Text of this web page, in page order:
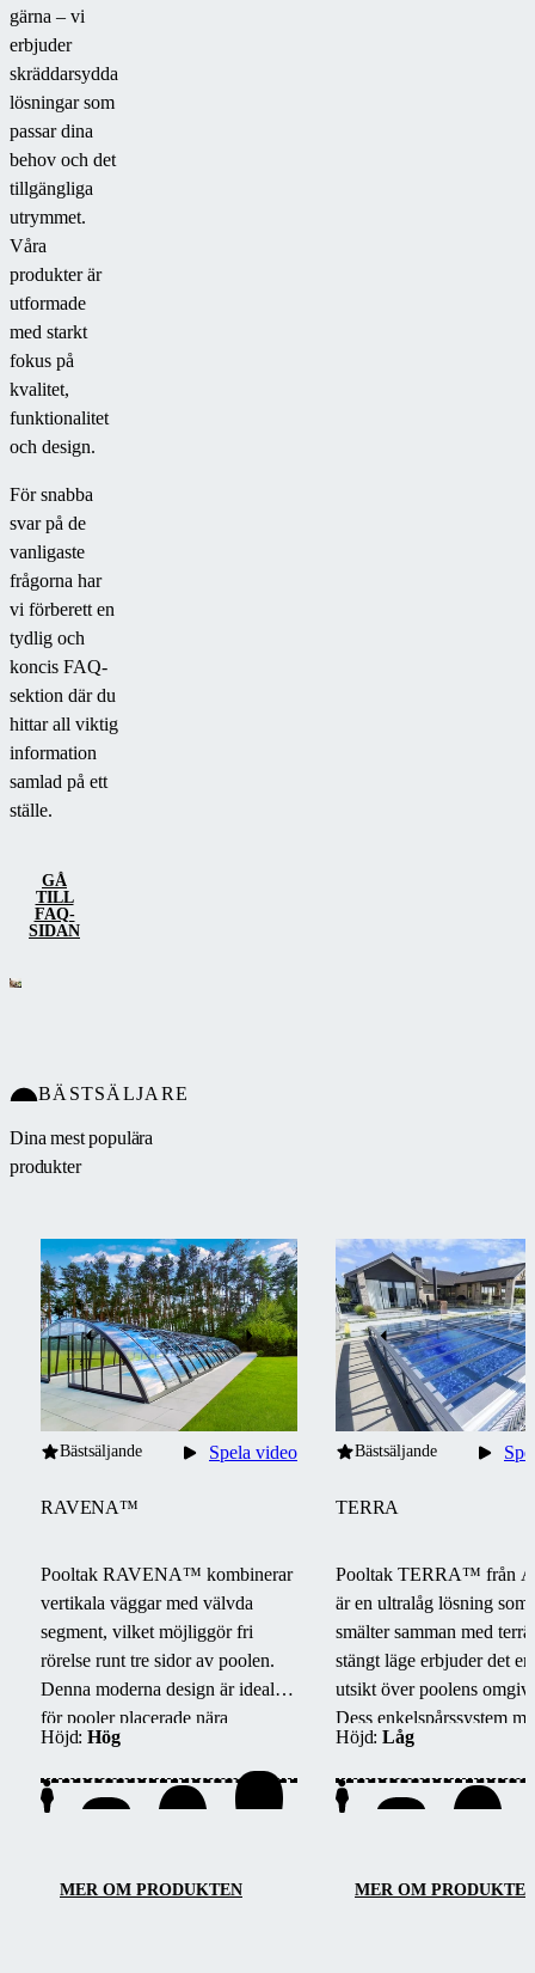
gärna – vi
erbjuder
skräddarsydda
lösningar som
passar dina
behov och det
tillgängliga
utrymmet.
Våra
produkter är
utformade
med starkt
fokus på
kvalitet,
funktionalitet
och design.
För snabba
svar på de
vanligaste
frågorna har
vi förberett en
tydlig och
koncis FAQ-
sektion där du
hittar all viktig
information
samlad på ett
ställe.
GÅ
TILL
FAQ-
SIDAN
BÄSTSÄLJARE
Dina mest populära
produkter
Bästsäljande
RAVENA™
Pooltak RAVENA™ kombinerar
vertikala väggar med välvda
segment, vilket möjliggör fri
rörelse runt tre sidor av poolen.
Denna moderna design är idealisk
för pooler placerade nära
byggnader eller väggar.
Höjd:Hög
Spela video
MER OM PRODUKTEN
Bästsäljande
TERRA
Pooltak TERRA™ från
är en ultralåg lösning som
smälter samman med
stängt läge erbjuder det
utsikt över poolens
Dess enkelspårssystem
barriärfri åtkomst från tre
enkelt underhåll och
hantering.
Höjd:Låg
MER OM